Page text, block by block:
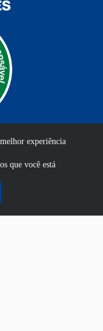
experiência
que você está